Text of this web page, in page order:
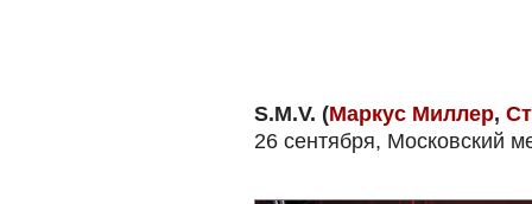
S.M.V. (Маркус Миллер,
26 сентября, Московский